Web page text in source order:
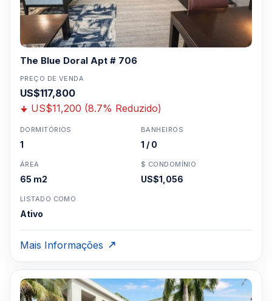
The Blue Doral Apt # 706
PREÇO DE VENDA
US$117,800
US$11,200 (8.7% Reduzido)
DORMITÓRIOS
1
BANHEIROS
1 / 0
ÁREA
65 m2
$ CONDOMÍNIO
US$1,056
LISTADO COMO
Ativo
Mais Informações